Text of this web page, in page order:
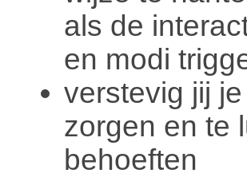
als de
en modi
verstevig jij
zorgen en te
behoeften